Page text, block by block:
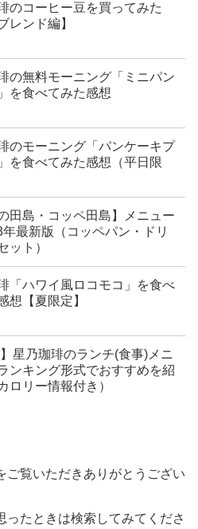
のコーヒー豆を買ってみた
レンド編】
の無料モーニング「ミニパン
を食べてみた感想
のモーニング「パンケーキプ
を食べてみた感想（平日限
田島・コッペ田島】メニュー
最新版（コッペパン・ドリ
ット）
「ハワイ風ロコモコ」を食べ
想【夏限定】
】星乃珈琲のランチ(食事)メニ
ンキング形式でおすすめを紹
ロリー情報付き）
ご覧いただきありがとうござい
ったときは検索してみてくださ